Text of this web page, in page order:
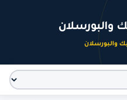
والبورسلان
والبورسلان